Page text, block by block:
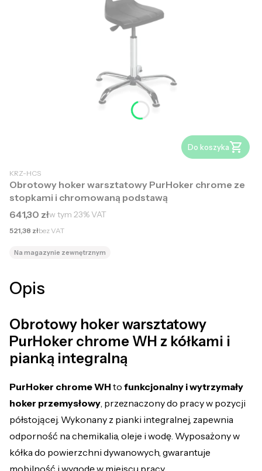
Do koszyka
KRZ-HCS
Obrotowy hoker warsztatowy PurHoker chrome ze
stopkami i chromowaną podstawą
Cena brutto
641,30 złw tym 23%VAT
Cena netto
521,38 złbez VAT
Na magazynie zewnętrznym
Opis
Obrotowy hoker warsztatowy
PurHoker chrome WH z kółkami i
pianką integralną
PurHoker chrome WH to funkcjonalny i wytrzymały
hoker przemysłowy, przeznaczony do pracy w pozycji
półstojącej. Wykonany z pianki integralnej, zapewnia
odporność na chemikalia, oleje i wodę. Wyposażony w
kółka do powierzchni dywanowych, gwarantuje